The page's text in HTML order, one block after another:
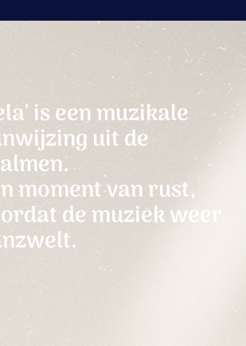
is een muzikale
uit de
moment van rust,
de muziek weer